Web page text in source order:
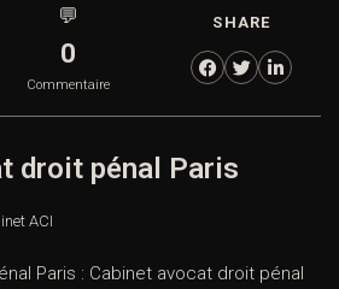
💬
0
Commentaire
SHARE
droit pénal Paris
ACI
Paris : Cabinet avocat droit pénal